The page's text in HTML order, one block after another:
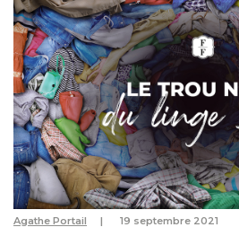
Agathe Portail 19 septembre 2021